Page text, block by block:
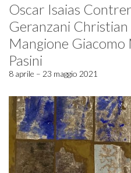
Oscar Isaias
Geranzani
Mangione
Pasini
8 aprile – 23 maggio 2021